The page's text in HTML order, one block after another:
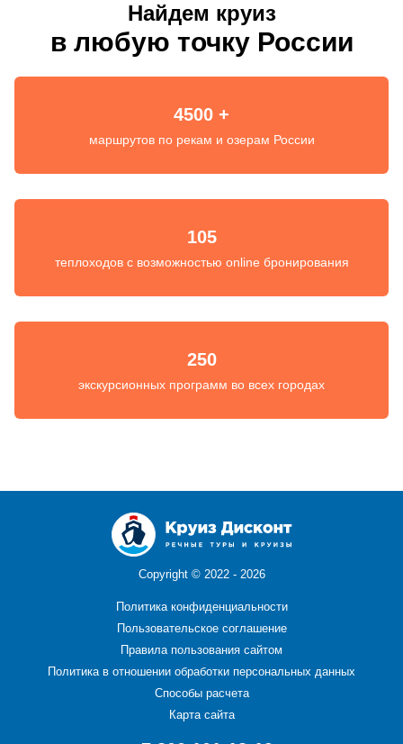
Найдем круиз
в любую точку России
4500 +
маршрутов по рекам и озерам России
105
теплоходов с возможностью online бронирования
250
экскурсионных программ во всех городах
Copyright © 2022 - 2026
Политика конфиденциальности
Пользовательское соглашение
Правила пользования сайтом
Политика в отношении обработки персональных данных
Способы расчета
Карта сайта